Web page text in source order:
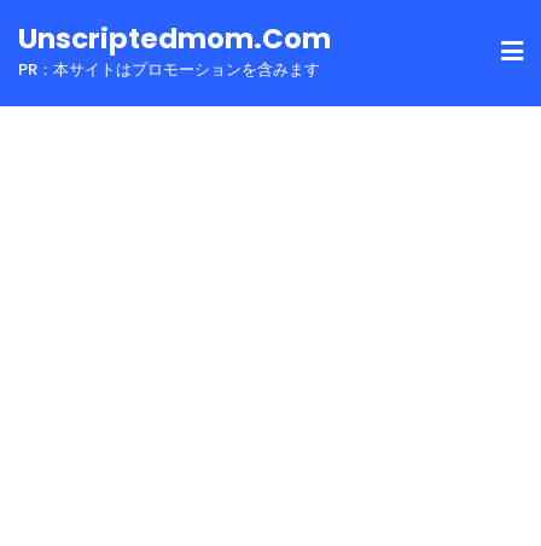
toUnscriptedmom.com
PR：本サイトはプロモーションを含みます